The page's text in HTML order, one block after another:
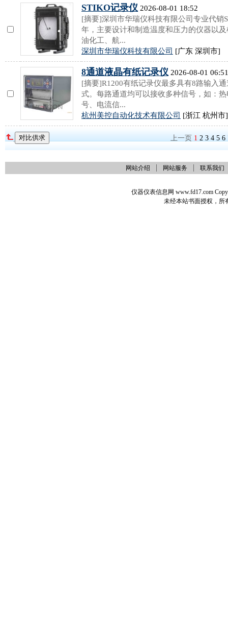
STIKO记录仪 2026-08-01 18:52
[摘要]深圳市华瑞仪科技有限公司专业代销
年，主要设计和制造温度和压力的仪器以
油化工、航...
深圳市华瑞仪科技有限公司 [广东 深圳市]
8通道液晶有纸记录仪 2026-08-01 06:51
[摘要]R1200有纸记录仪最多具有8路输入
式。每路通道均可以接收多种信号，如：
号、电流信...
杭州美控自动化技术有限公司 [浙江 杭州市]
上一页 1 2 3 4 5 6
网站介绍 网站服务 联系我们
仪器仪表信息网 www.fd17.com
未经本站书面授权，所